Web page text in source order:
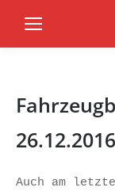
Auch am